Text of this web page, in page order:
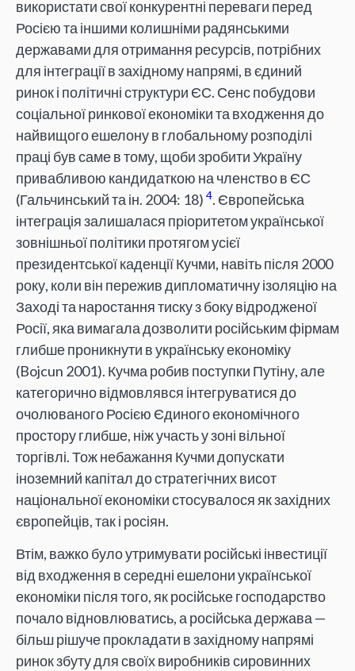
використати свої конкурентні переваги перед
Росією та іншими колишніми радянськими
державами для отримання ресурсів, потрібних
для інтеграції в західному напрямі, в єдиний
ринок і політичні структури ЄС. Сенс побудови
соціальної ринкової економіки та входження до
найвищого ешелону в глобальному розподілі
праці був саме в тому, щоби зробити Україну
привабливою кандидаткою на членство в ЄС
(Гальчинський та ін. 2004: 18) 4. Європейська
інтеграція залишалася пріоритетом української
зовнішньої політики протягом усієї
президентської каденції Кучми, навіть після 2000
року, коли він пережив дипломатичну ізоляцію на
Заході та наростання тиску з боку відродженої
Росії, яка вимагала дозволити російським фірмам
глибше проникнути в українську економіку
(Bojcun 2001). Кучма робив поступки Путіну, але
категорично відмовлявся інтегруватися до
очолюваного Росією Єдиного економічного
простору глибше, ніж участь у зоні вільної
торгівлі. Тож небажання Кучми допускати
іноземний капітал до стратегічних висот
національної економіки стосувалося як західних
європейців, так і росіян.
Втім, важко було утримувати російські інвестиції
від входження в середні ешелони української
економіки після того, як російське господарство
почало відновлюватись, а російська держава —
більш рішуче прокладати в західному напрямі
ринок збуту для своїх виробників сировинних